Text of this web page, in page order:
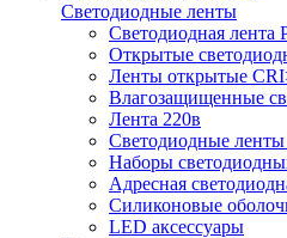
Светодиодные ленты
Светодиодная лента
Открытые
Ленты открытые
Влагозащищенные
Лента 220в
Светодиодные
Наборы
Адресная
Силиконовые
LED аксессуары